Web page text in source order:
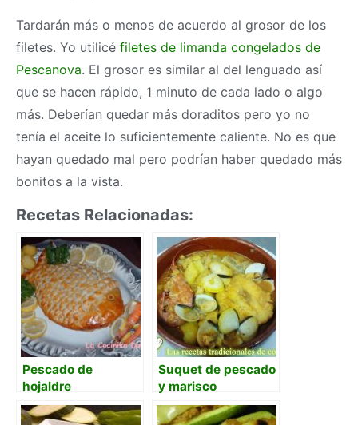
Tardarán más o menos de acuerdo al grosor de los
filetes. Yo utilicé filetes de limanda congelados de
Pescanova. El grosor es similar al del lenguado así
que se hacen rápido, 1 minuto de cada lado o algo
más. Deberían quedar más doraditos pero yo no
tenía el aceite lo suficientemente caliente. No es que
hayan quedado mal pero podrían haber quedado más
bonitos a la vista.
Recetas Relacionadas:
Pescado de
hojaldre
Suquet de pescado
y marisco